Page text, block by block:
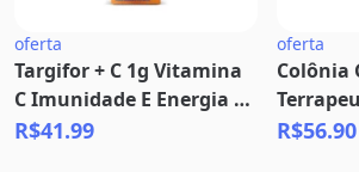
oferta
Targifor + C 1g Vitamina
C Imunidade E Energia 16
Comprimidos
R$41.99
oferta
Colônia
e
R$56.90